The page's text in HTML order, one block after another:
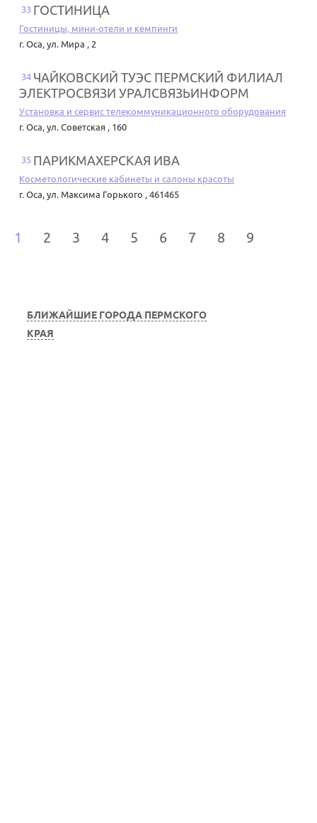
33 ГОСТИНИЦА
Гостиницы, мини-отели и кемпинги
г. Оса, ул. Мира , 2
34 ЧАЙКОВСКИЙ ТУЭС ПЕРМСКИЙ ФИЛИАЛ
ЭЛЕКТРОСВЯЗИ УРАЛСВЯЗЬИНФОРМ
Установка и сервис телекоммуникационного оборудования
г. Оса, ул. Советская , 160
35 ПАРИКМАХЕРСКАЯ ИВА
Косметологические кабинеты и салоны красоты
г. Оса, ул. Максима Горького , 461465
1 2 3 4 5 6 7 8 9
БЛИЖАЙШИЕ ГОРОДА ПЕРМСКОГО
КРАЯ